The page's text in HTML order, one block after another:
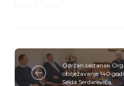
Održan sastanak
obilježavanje 140
Seida Serdarevića